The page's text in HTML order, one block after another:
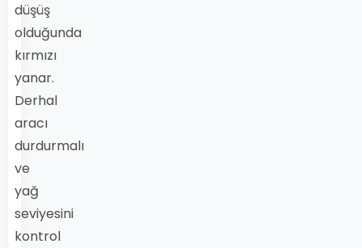
düşüş
olduğunda
kırmızı
yanar.
Derhal
aracı
durdurmalı
ve
yağ
seviyesini
kontrol